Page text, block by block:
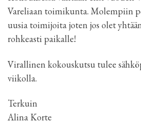
Vareliaan toimikunta. Molempiin
uusia toimijoita joten jos olet
rohkeasti paikalle!
Virallinen kokouskutsu tulee
viikolla.
Terkuin
Alina Korte